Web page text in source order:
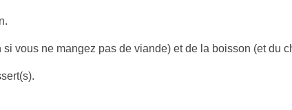
vous ne mangez pas de viande) et de la boisson (et du